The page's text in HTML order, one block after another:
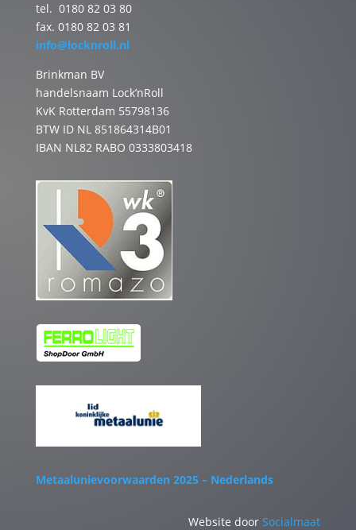
tel. 0180 82 03 80
fax. 0180 82 03 81
info@locknroll.nl
Brinkman BV
handelsnaam Lock’nRoll
KvK Rotterdam 55798136
BTW ID NL 851864314B01
IBAN NL82 RABO 0333803418
Metaalunievoorwaarden 2025 – Nederlands
Website door Socialmaat